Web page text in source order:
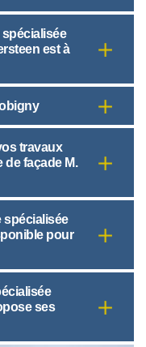
est à
travaux
de façade M.
spécialisée
pour
ses